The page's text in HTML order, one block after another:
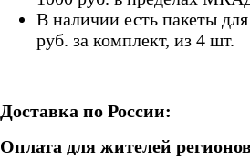
В наличии есть пакеты
руб. за комплект, из 4 шт.
Доставка по России:
Оплата для жителей